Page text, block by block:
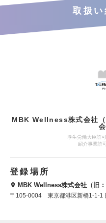
取扱
MBK Wellness株式会社
厚生労働大臣許
紹介事業許
登録場所
MBK Wellness株式会社（旧
〒105-0004 東京都港区新橋1-1-1